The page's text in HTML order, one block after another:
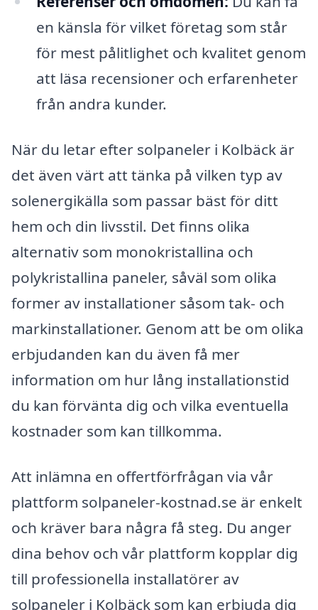
en känsla för vilket företag som står
för mest pålitlighet och kvalitet genom
att läsa recensioner och erfarenheter
från andra kunder.
När du letar efter solpaneler i Kolbäck är
det även värt att tänka på vilken typ av
solenergikälla som passar bäst för ditt
hem och din livsstil. Det finns olika
alternativ som monokristallina och
polykristallina paneler, såväl som olika
former av installationer såsom tak- och
markinstallationer. Genom att be om olika
erbjudanden kan du även få mer
information om hur lång installationstid
du kan förvänta dig och vilka eventuella
kostnader som kan tillkomma.
Att inlämna en offertförfrågan via vår
plattform solpaneler-kostnad.se är enkelt
och kräver bara några få steg. Du anger
dina behov och vår plattform kopplar dig
till professionella installatörer av
solpaneler i Kolbäck som kan erbjuda dig